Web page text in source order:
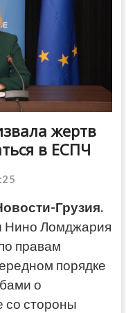
жертв
в ЕСПЧ
Грузия.
Нино Ломджария
правам
порядке
о
со стороны